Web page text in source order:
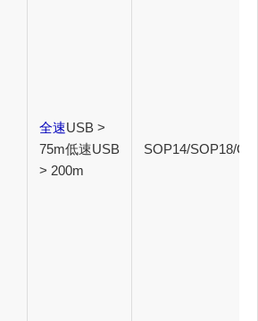
全速USB >
75m低速USB
> 200m
SOP14/SOP18/